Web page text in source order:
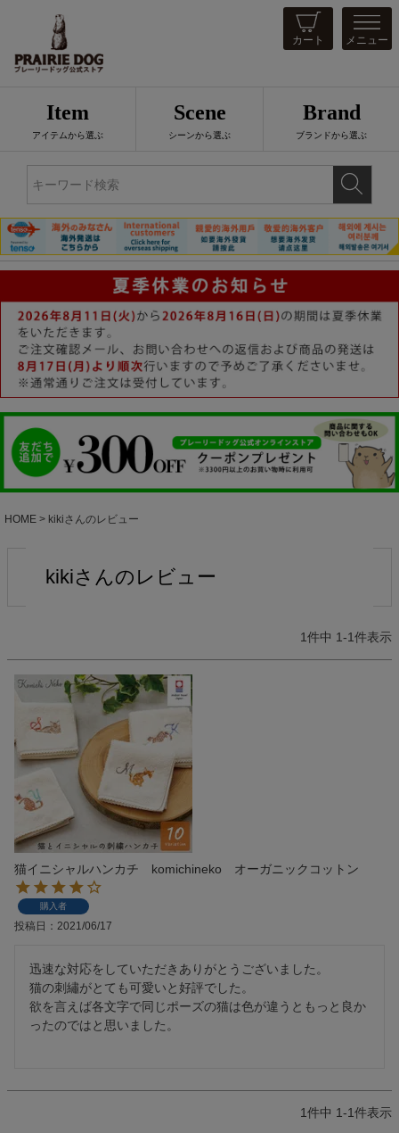
カート メニュー
Item
アイテムから選ぶ
Scene
シーンから選ぶ
Brand
ブランドから選ぶ
HOME kikiさんのレビュー
kikiさんのレビュー
1件中 1-1件表示
猫イニシャルハンカチ komichineko オーガニックコットン
購入者
投稿日 2021/06/17
迅速な対応をしていただきありがとうございました。
猫の刺繡がとても可愛いと好評でした。
欲を言えば各文字で同じポーズの猫は色が違うともっと良か
ったのではと思いました。
1件中 1-1件表示